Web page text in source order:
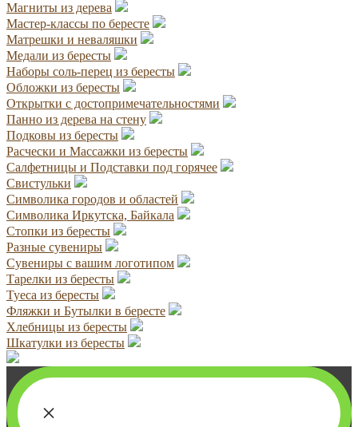
Магниты из дерева
Мастер-классы по бересте
Матрешки и неваляшки
Медали из бересты
Наборы соль-перец из бересты
Обложки из бересты
Открытки с достопримечательностями
Панно из дерева на стену
Подковы из бересты
Расчески и Массажки из бересты
Салфетницы и Подставки под горячее
Свистульки
Символика городов и областей
Символика Иркутска, Байкала
Стопки из бересты
Разные сувениры
Сувениры с вашим логотипом
Тарелки из бересты
Туеса из бересты
Фляжки и Бутылки в бересте
Хлебницы из бересты
Шкатулки из бересты
×